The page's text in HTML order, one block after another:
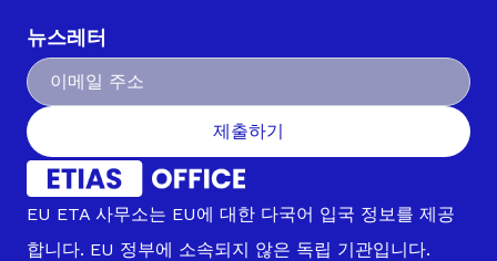
뉴스레터
제출하기
EU ETA 사무소는 EU에 대한 다국어 입국 정보를 제공
합니다. EU 정부에 소속되지 않은 독립 기관입니다.